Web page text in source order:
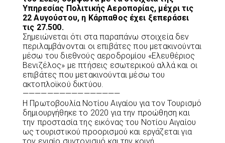
Υπηρεσίας Πολιτικής Αεροπορίας, μέχρι τις
22 Αυγούστου, η Κάρπαθος έχει ξεπεράσει
τις 27.500.
Σημειώνεται ότι στα παραπάνω στοιχεία δεν
περιλαμβάνονται οι επιβάτες που μετακινούνται
μέσω του διεθνούς αεροδρομίου «Ελευθέριος
Βενιζέλος» με πτήσεις εσωτερικού αλλά και οι
επιβάτες που μετακινούνται μέσω του
ακτοπλοϊκού δικτύου.
————————————————
Η Πρωτοβουλία Νοτίου Αιγαίου για τον Τουρισμό
δημιουργήθηκε το 2020 για την προώθηση και
την προστασία της εικόνας του Νοτίου Αιγαίου
ως τουριστικού προορισμού και εργάζεται για
τον ενιαίο συντονισμό και την κοινή